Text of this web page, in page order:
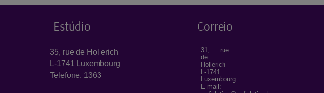
Estúdio
35, rue de Hollerich
L-1741 Luxembourg
Telefone: 1363
Correio
31, rue
de
Hollerich
L-1741
Luxembourg
E-mail: